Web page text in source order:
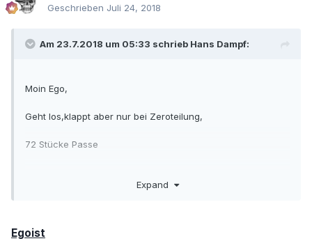
Geschrieben Juli 24, 2018
Am 23.7.2018 um 05:33 schrieb Hans Dampf:
Moin Ego,
Geht los,klappt aber nur bei Zeroteilung,
72 Stücke Passe
12 Stücke TVP 13-15
Expand
Egoist